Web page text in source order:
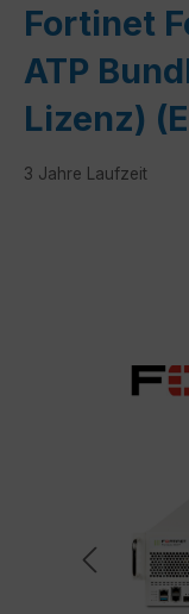
Fortinet
ATP
Lizenz)
3 Jahre Laufzeit